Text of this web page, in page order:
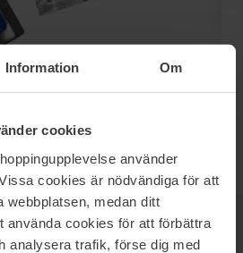
Information Om
cookies
använder
cookies är nödvändiga för att
webbplatsen, medan ditt
cookies för att förbättra
analysera trafik, förse dig med
SIĘ JAKO PIERWSZY